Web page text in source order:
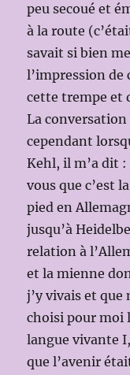
peu secoué et
à la route
savait si bien
l’impression de
cette trempe et
La
cependant
Kehl, il m’a dit
vous que c’est
pied en
jusqu’à
relation à
et la mienne
j’y vivais et
choisi pour moi
langue vivante
que l’avenir